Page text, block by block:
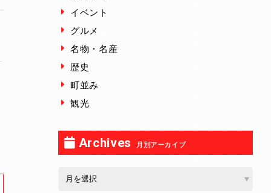
イベント
グルメ
名物・名産
歴史
町並み
観光
Archives 月別アーカイブ